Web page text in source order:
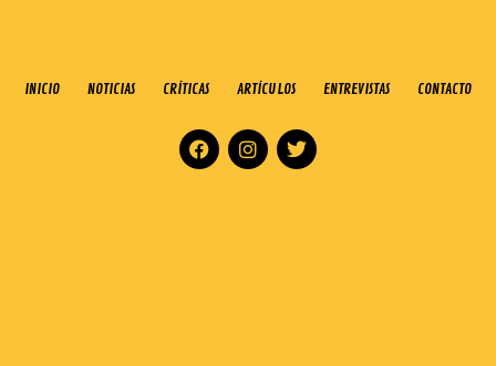
INICIO NOTICIAS CRÍTICAS ARTÍCULOS ENTREVISTAS CONTACTO